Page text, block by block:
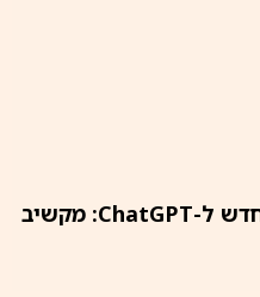
OpenAI השיקה עוזר קולי חדש ל-ChatGPT: מקשיב